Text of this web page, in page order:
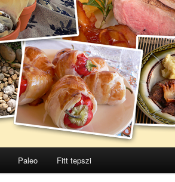
Paleo Fitt tepszi